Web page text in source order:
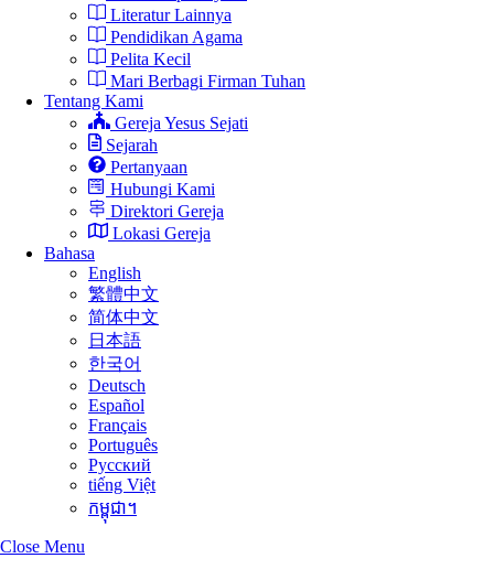
Literatur Lainnya
Pendidikan Agama
Pelita Kecil
Mari Berbagi Firman Tuhan
Tentang Kami
Gereja Yesus Sejati
Sejarah
Pertanyaan
Hubungi Kami
Direktori Gereja
Lokasi Gereja
Bahasa
English
繁體中文
简体中文
日本語
한국어
Deutsch
Español
Français
Português
Русский
tiếng Việt
កម្ពុជា។
Close Menu